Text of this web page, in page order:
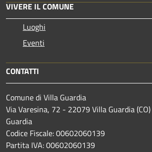
VIVERE IL COMUNE
Luoghi
Eventi
CONTATTI
Comune di Villa Guardia
Via Varesina, 72 - 22079 Villa Guardia
Guardia
Codice Fiscale: 00602060139
Partita IVA: 00602060139